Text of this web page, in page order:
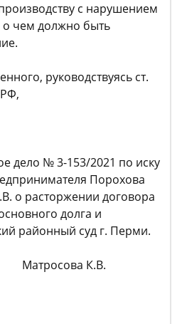
с нарушением
о чем должно быть
руководствуясь ст.
дело № 3-153/2021 по иску
Порохова
о расторжении договора
долга и
районный суд г. Перми.
К.В.